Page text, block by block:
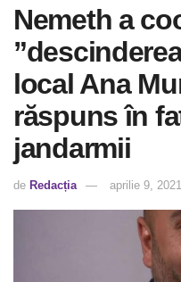
Nemeth a
local Ana
răspuns în
jandarmii
de Redacția aprilie 9,